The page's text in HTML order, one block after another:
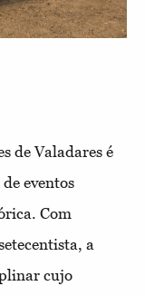
de Valadares é
eventos
Com
a
cujo